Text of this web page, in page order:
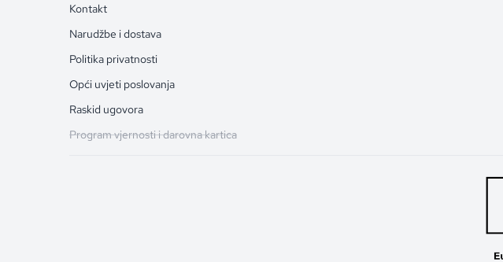
Kontakt
Narudžbe i dostava
Politika privatnosti
Opći uvjeti poslovanja
Raskid ugovora
Program vjernosti i darovna kartica